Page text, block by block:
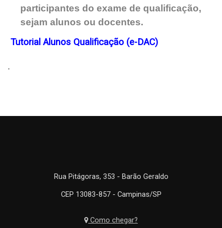
participantes do exame de qualificação,
sejam alunos ou docentes.
Tutorial Alunos Qualificação (e-DAC)
.
Rua Pitágoras, 353 - Barão Geraldo
CEP 13083-857 - Campinas/SP
Como chegar?